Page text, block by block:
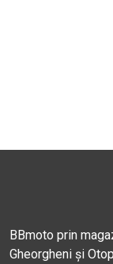
BBmoto prin
Gheorgheni și